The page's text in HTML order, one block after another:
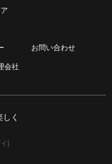
お問い合わせ
会社
く
]